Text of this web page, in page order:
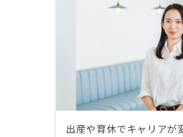
いますが、（現実的に）全
を見ることはできないため、
もっと良い物件があるのでは
ってしまいます。 心理学で
ですが、多く提示しても迷っ
い結論が出づらくなること
ているので、顧客の性格な
個別対応にはなるかと思い
件提示は難しいですね。
出産や育休でキャリアが